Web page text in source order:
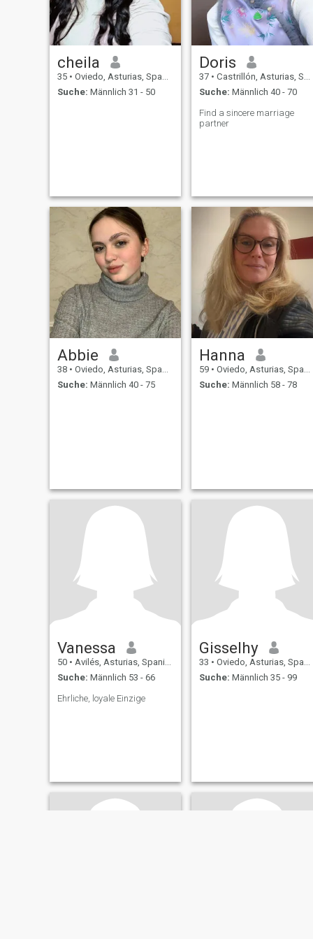
cheila
35 • Oviedo, Asturias, Spanien
Suche: Männlich 31 - 50
Doris
37 • Castrillón, Asturias, Spanien
Suche: Männlich 40 - 70
Find a sincere marriage
partner
Abbie
38 • Oviedo, Asturias, Spanien
Suche: Männlich 40 - 75
Hanna
59 • Oviedo, Asturias, Spanien
Suche: Männlich 58 - 78
Vanessa
50 • Avilés, Asturias, Spanien
Suche: Männlich 53 - 66
Ehrliche, loyale Einzige
Gisselhy
33 • Oviedo, Asturias, Spanien
Suche: Männlich 35 - 99